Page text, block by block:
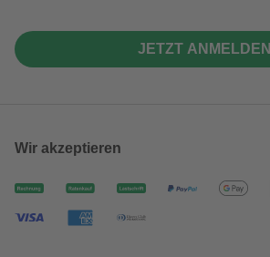
JETZT ANMELDEN
Wir akzeptieren